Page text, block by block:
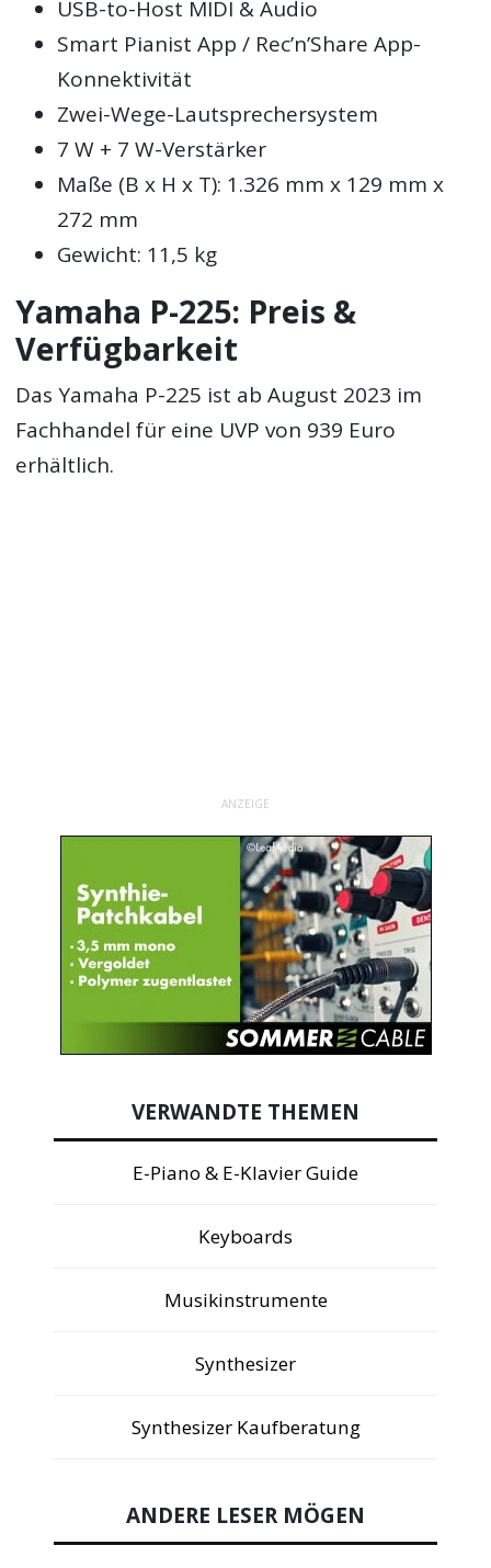
USB-to-Host MIDI & Audio
Smart Pianist App / Rec’n’Share App-
Konnektivität
Zwei-Wege-Lautsprechersystem
7 W + 7 W-Verstärker
Maße (B x H x T): 1.326 mm x 129 mm x
272 mm
Gewicht: 11,5 kg
Yamaha P-225: Preis &
Verfügbarkeit
Das Yamaha P-225 ist ab August 2023 im
Fachhandel für eine UVP von 939 Euro
erhältlich.
ANZEIGE
VERWANDTE THEMEN
E-Piano & E-Klavier Guide
Keyboards
Musikinstrumente
Synthesizer
Synthesizer Kaufberatung
ANDERE LESER MÖGEN
Die aktuell besten Thomann Angebote